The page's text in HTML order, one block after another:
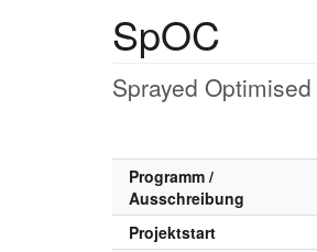
SpOC
Sprayed
Programm /
Ausschreibung
Projektstart